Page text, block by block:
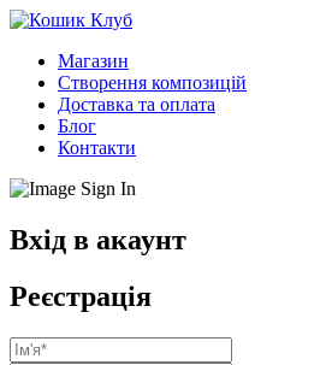
Магазин
Створення композицій
Доставка та оплата
Блог
Контакти
Вхід в акаунт
Реєстрація